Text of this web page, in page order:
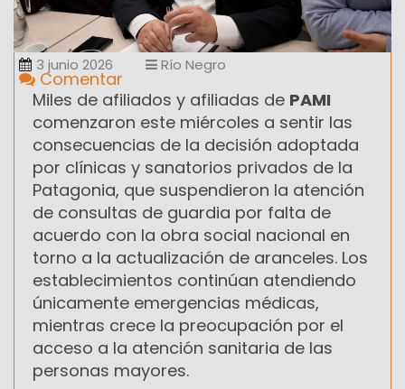
3 junio 2026 Río Negro
Comentar
Miles de afiliados y afiliadas de PAMI
comenzaron este miércoles a sentir las
consecuencias de la decisión adoptada
por clínicas y sanatorios privados de la
Patagonia, que suspendieron la atención
de consultas de guardia por falta de
acuerdo con la obra social nacional en
torno a la actualización de aranceles. Los
establecimientos continúan atendiendo
únicamente emergencias médicas,
mientras crece la preocupación por el
acceso a la atención sanitaria de las
personas mayores.